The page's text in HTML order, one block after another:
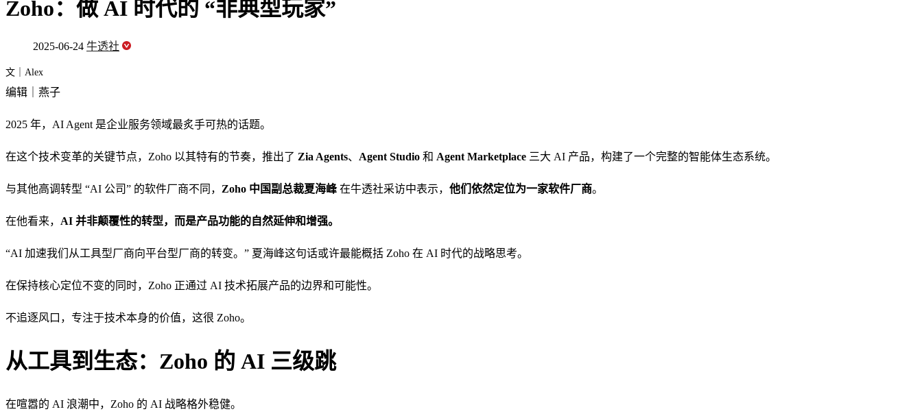
Zoho：做 AI 时代的 “非典型玩家”
2025-06-24 牛透社
文｜Alex
编辑｜燕子
2025 年，AI Agent 是企业服务领域最炙手可热的话题。
在这个技术变革的关键节点，Zoho 以其特有的节奏，推出了 Zia Agents、 Agent Studio 和 Agent Marketplace 三大 AI 产品，构建了一个完整的智能体生态系统。
与其他高调转型 “AI 公司” 的软件厂商不同， Zoho 中国副总裁夏海峰在牛透社采访中表示， 他们依然定位为一家软件厂商。
在他看来， AI 并非颠覆性的转型，而是产品功能的自然延伸和增强。
“AI 加速我们从工具型厂商向平台型厂商的转变。” 夏海峰这句话或许最能概括 Zoho 在 AI 时代的战略思考。
在保持核心定位不变的同时，Zoho 正通过 AI 技术拓展产品的边界和可能性。
不追逐风口，专注于技术本身的价值，这很 Zoho。
从工具到生态：Zoho 的 AI 三级跳
在喧嚣的 AI 浪潮中，Zoho 的 AI 战略格外稳健。